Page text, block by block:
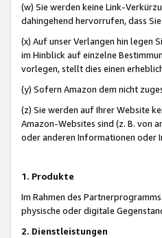
(w) Sie werden keine Link-
dahingehend hervorrufen, dass
(x) Auf unser Verlangen hin legen
im Hinblick auf einzelne
vorlegen, stellt dies einen
(y) Sofern Amazon dem nicht
(z) Sie werden auf Ihrer Website
Amazon-Websites sind (z. B. von
oder anderen Informationen oder
1. Produkte
Im Rahmen des
physische oder digitale
2. Dienstleistungen